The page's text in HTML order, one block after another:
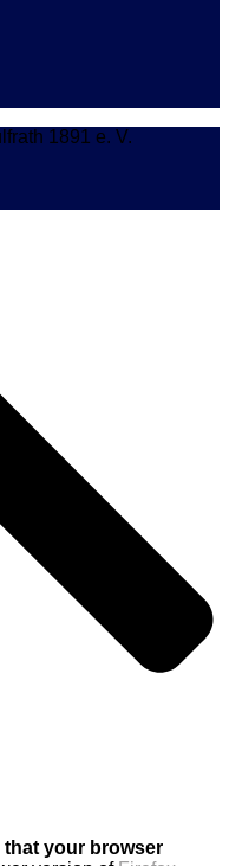
1891 e. V.
that your browser